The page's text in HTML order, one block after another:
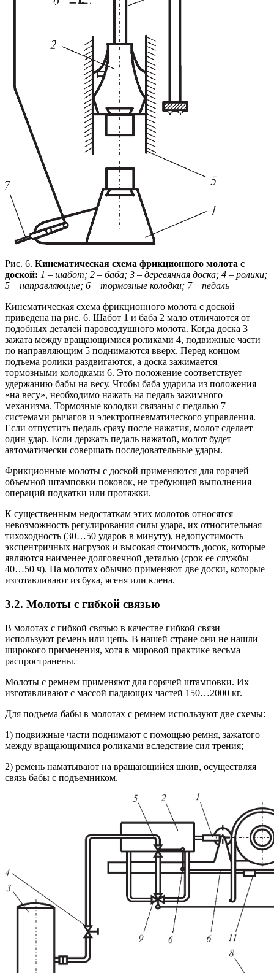
Рис. 6. Кинематическая схема фрикционного молота с
доской: 1 – шабот; 2 – баба; 3 – деревянная доска; 4 – ролики;
5 – направляющие; 6 – тормозные колодки; 7 – педаль
Кинематическая схема фрикционного молота с доской
приведена на рис. 6. Шабот 1 и баба 2 мало отличаются от
подобных деталей паровоздушного молота. Когда доска 3
зажата между вращающимися роликами 4, подвижные части
по направляющим 5 поднимаются вверх. Перед концом
подъема ролики раздвигаются, а доска зажимается
тормозными колодками 6. Это положение соответствует
удержанию бабы на весу. Чтобы баба ударила из положения
«на весу», необходимо нажать на педаль зажимного
механизма. Тормозные колодки связаны с педалью 7
системами рычагов и электропневматического управления.
Если отпустить педаль сразу после нажатия, молот сделает
один удар. Если держать педаль нажатой, молот будет
автоматически совершать последовательные удары.
Фрикционные молоты с доской применяются для горячей
объемной штамповки поковок, не требующей выполнения
операций подкатки или протяжки.
К существенным недостаткам этих молотов относятся
невозможность регулирования силы удара, их относительная
тихоходность (30…50 ударов в минуту), недопустимость
эксцентричных нагрузок и высокая стоимость досок, которые
являются наименее долговечной деталью (срок ее службы
40…50 ч). На молотах обычно применяют две доски, которые
изготавливают из бука, ясеня или клена.
3.2. Молоты с гибкой связью
В молотах с гибкой связью в качестве гибкой связи
используют ремень или цепь. В нашей стране они не нашли
широкого применения, хотя в мировой практике весьма
распространены.
Молоты с ремнем применяют для горячей штамповки. Их
изготавливают с массой падающих частей 150…2000 кг.
Для подъема бабы в молотах с ремнем используют две схемы:
1) подвижные части поднимают с помощью ремня, зажатого
между вращающимися роликами вследствие сил трения;
2) ремень наматывают на вращающийся шкив, осуществляя
связь бабы с подъемником.